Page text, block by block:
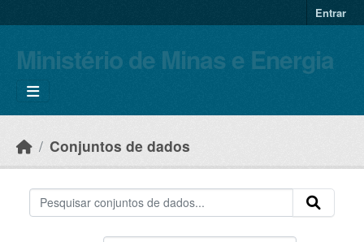
Entrar
Ministério de Minas e Energia
Conjuntos de dados